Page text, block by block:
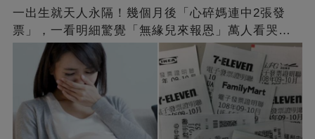
一出生就天人永隔！幾個月後「心碎媽連中2張發
票」，一看明細驚覺「無緣兒來報恩」萬人看哭：
會再相遇的